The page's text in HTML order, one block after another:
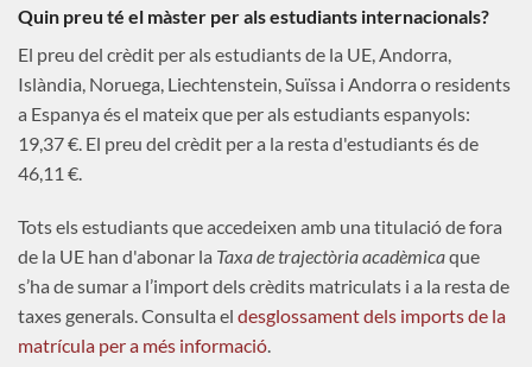
Quin preu té el màster per als estudiants internacionals?
El preu del crèdit per als estudiants de la UE, Andorra,
Islàndia, Noruega, Liechtenstein, Suïssa i Andorra o residents
a Espanya és el mateix que per als estudiants espanyols:
19,37 €. El preu del crèdit per a la resta d'estudiants és de
46,11 €.
Tots els estudiants que accedeixen amb una titulació de fora
de la UE han d'abonar la Taxa de trajectòria acadèmicaque
s’ha de sumar a l’import dels crèdits matriculats i a la resta de
taxes generals. Consulta el desglossament dels imports de la
matrícula per a més informació.